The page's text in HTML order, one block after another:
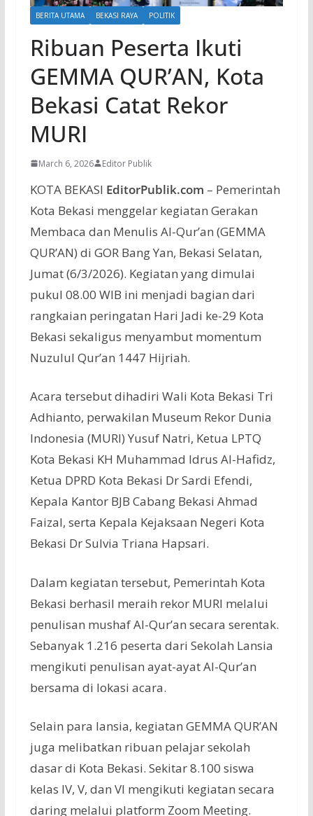
BERITA UTAMA BEKASI RAYA POLITIK
Ribuan Peserta Ikuti
GEMMA QUR’AN, Kota
Bekasi Catat Rekor
MURI
March 6, 2026 Editor Publik
KOTA BEKASI EditorPublik.com – Pemerintah
Kota Bekasi menggelar kegiatan Gerakan
Membaca dan Menulis Al-Qur’an (GEMMA
QUR’AN) di GOR Bang Yan, Bekasi Selatan,
Jumat (6/3/2026). Kegiatan yang dimulai
pukul 08.00 WIB ini menjadi bagian dari
rangkaian peringatan Hari Jadi ke-29 Kota
Bekasi sekaligus menyambut momentum
Nuzulul Qur’an 1447 Hijriah.
Acara tersebut dihadiri Wali Kota Bekasi Tri
Adhianto, perwakilan Museum Rekor Dunia
Indonesia (MURI) Yusuf Natri, Ketua LPTQ
Kota Bekasi KH Muhammad Idrus Al-Hafidz,
Ketua DPRD Kota Bekasi Dr Sardi Efendi,
Kepala Kantor BJB Cabang Bekasi Ahmad
Faizal, serta Kepala Kejaksaan Negeri Kota
Bekasi Dr Sulvia Triana Hapsari.
Dalam kegiatan tersebut, Pemerintah Kota
Bekasi berhasil meraih rekor MURI melalui
penulisan mushaf Al-Qur’an secara serentak.
Sebanyak 1.216 peserta dari Sekolah Lansia
mengikuti penulisan ayat-ayat Al-Qur’an
bersama di lokasi acara.
Selain para lansia, kegiatan GEMMA QUR’AN
juga melibatkan ribuan pelajar sekolah
dasar di Kota Bekasi. Sekitar 8.100 siswa
kelas IV, V, dan VI mengikuti kegiatan secara
daring melalui platform Zoom Meeting.